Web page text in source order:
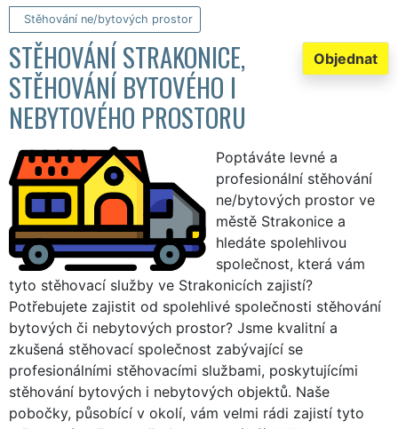
Stěhování ne/bytových prostor
Objednat
STĚHOVÁNÍ STRAKONICE,
STĚHOVÁNÍ BYTOVÉHO I
NEBYTOVÉHO PROSTORU
Poptáváte levné a
profesionální stěhování
ne/bytových prostor ve
městě Strakonice a
hledáte spolehlivou
společnost, která vám
tyto stěhovací služby ve Strakonicích zajistí?
Potřebujete zajistit od spolehlivé společnosti stěhování
bytových či nebytových prostor? Jsme kvalitní a
zkušená stěhovací společnost zabývající se
profesionálními stěhovacími službami, poskytujícími
stěhování bytových i nebytových objektů. Naše
pobočky, působící v okolí, vám velmi rádi zajistí tyto